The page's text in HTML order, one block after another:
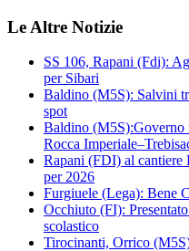
Le Altre Notizie
SS 106, Rapani (Fdi):
per Sibari
Baldino (M5S): Salvini
spot
Baldino (M5S):Governo
Rocca
Rapani (FDI) al cantiere
per 2026
Furgiuele (Lega): Bene
Occhiuto (FI):
scolastico
Tirocinanti, Orrico